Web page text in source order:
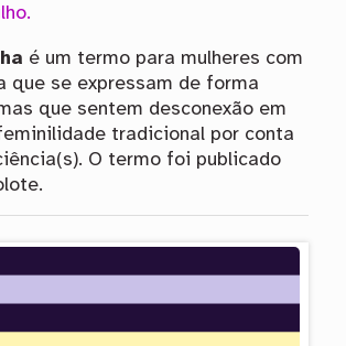
é um termo para mulheres com
que se expressam de forma
que sentem desconexão em
tradicional por conta
O termo foi publicado